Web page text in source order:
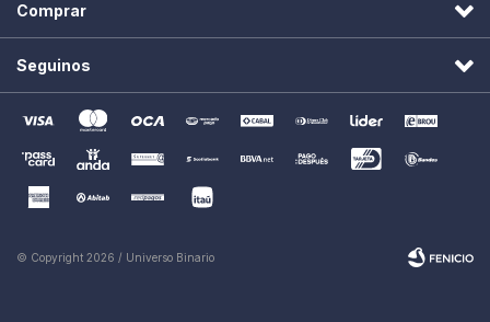
Comprar
Seguinos
© Copyright 2026 / Universo Binario